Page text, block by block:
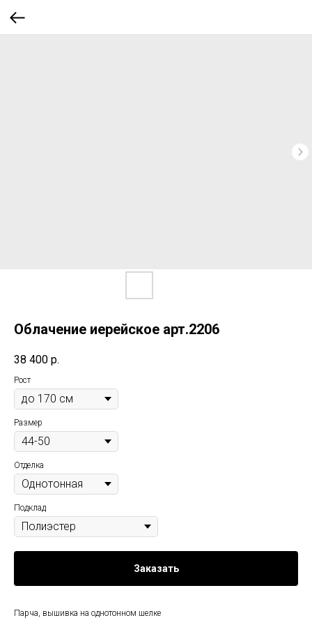
Облачение иерейское арт.2206
38 400 р.
Рост
Размер
Отделка
Подклад
Заказать
Парча, вышивка на однотонном шелке